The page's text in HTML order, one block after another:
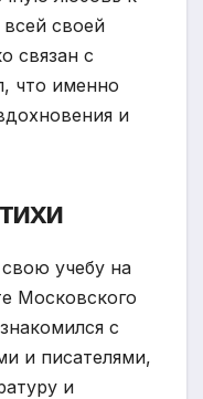
своей
связан с
что именно
и
учебу на
Московского
с
и писателями,
и